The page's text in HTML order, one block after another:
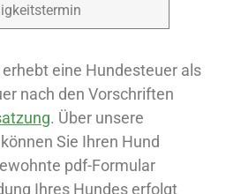
eine Hundesteuer als
nach den Vorschriften
. Über unsere
können Sie Ihren Hund
pdf-Formular
Ihres Hundes erfolgt